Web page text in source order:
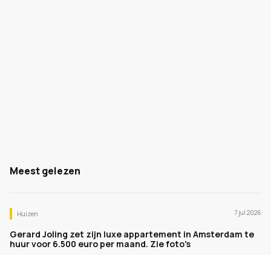
Meest gelezen
Huizen 7 jul 2026
Gerard Joling zet zijn luxe appartement in Amsterdam te
huur voor 6.500 euro per maand. Zie foto's